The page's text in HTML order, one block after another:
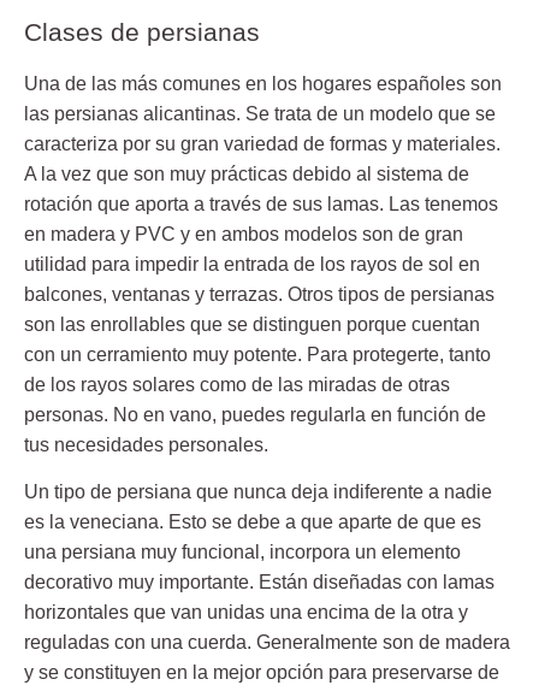
Clases de persianas
Una de las más comunes en los hogares españoles son
las persianas alicantinas. Se trata de un modelo que se
caracteriza por su gran variedad de formas y materiales.
A la vez que son muy prácticas debido al sistema de
rotación que aporta a través de sus lamas. Las tenemos
en madera y PVC y en ambos modelos son de gran
utilidad para impedir la entrada de los rayos de sol en
balcones, ventanas y terrazas. Otros tipos de persianas
son las enrollables que se distinguen porque cuentan
con un cerramiento muy potente. Para protegerte, tanto
de los rayos solares como de las miradas de otras
personas. No en vano, puedes regularla en función de
tus necesidades personales.
Un tipo de persiana que nunca deja indiferente a nadie
es la veneciana. Esto se debe a que aparte de que es
una persiana muy funcional, incorpora un elemento
decorativo muy importante. Están diseñadas con lamas
horizontales que van unidas una encima de la otra y
reguladas con una cuerda. Generalmente son de madera
y se constituyen en la mejor opción para preservarse de